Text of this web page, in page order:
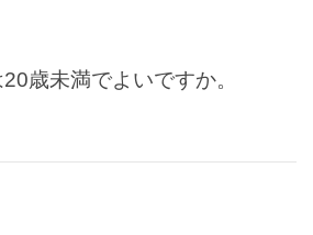
20歳未満でよいですか。